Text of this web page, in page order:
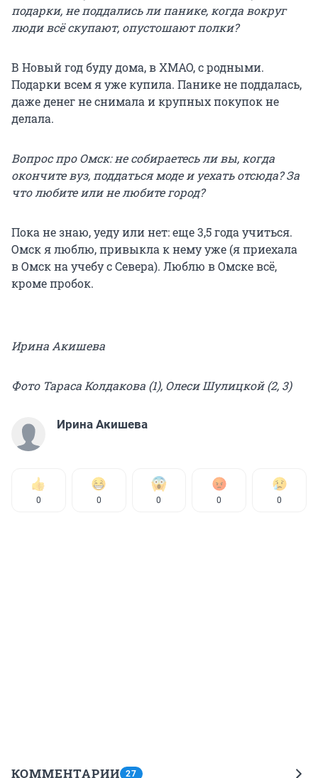
подарки, не поддались ли панике, когда вокруг
люди всё скупают, опустошают полки?
В Новый год буду дома, в ХМАО, с родными.
Подарки всем я уже купила. Панике не поддалась,
даже денег не снимала и крупных покупок не
делала.
Вопрос про Омск: не собираетесь ли вы, когда
окончите вуз, поддаться моде и уехать отсюда? За
что любите или не любите город?
Пока не знаю, уеду или нет: еще 3,5 года учиться.
Омск я люблю, привыкла к нему уже (я приехала
в Омск на учебу с Севера). Люблю в Омске всё,
кроме пробок.
Ирина Акишева
Фото Тараса Колдакова (1), Олеси Шулицкой (2, 3)
Ирина Акишева
0 0 0 0 0
КОММЕНТАРИИ 27